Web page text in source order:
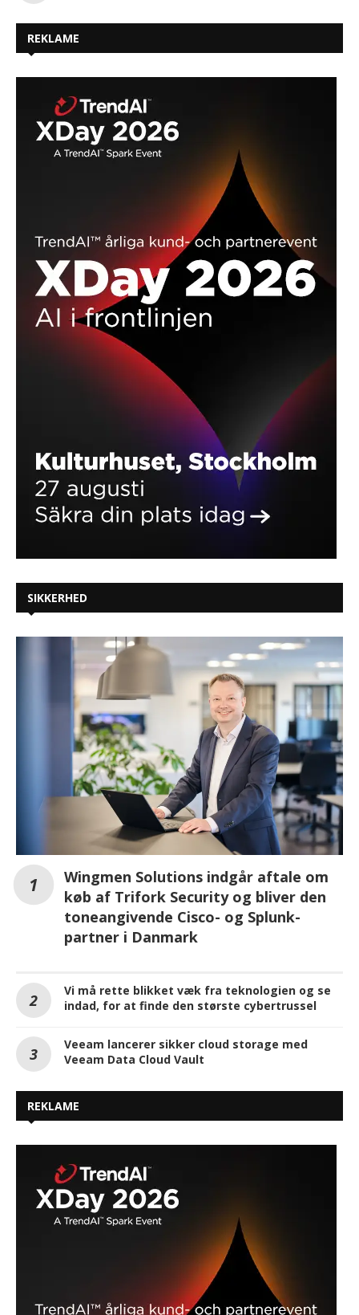
REKLAME
SIKKERHED
Wingmen Solutions indgår aftale om
køb af Trifork Security og bliver den
toneangivende Cisco- og Splunk-
partner i Danmark
Vi må rette blikket væk fra teknologien og se
indad, for at finde den største cybertrussel
Veeam lancerer sikker cloud storage med
Veeam Data Cloud Vault
REKLAME